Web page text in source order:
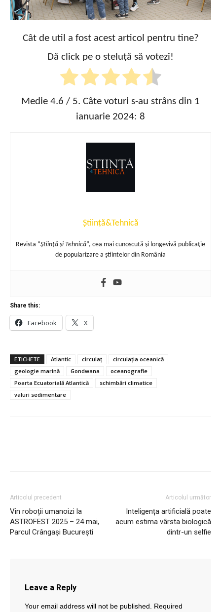
Cât de util a fost acest articol pentru tine?
Dă click pe o steluță să votezi!
Medie 4.6 / 5. Câte voturi s-au strâns din 1
ianuarie 2024: 8
Știință&Tehnică
Revista “Ştiinţă şi Tehnică“, cea mai cunoscută şi longevivă publicaţie
de popularizare a ştiintelor din România
Share this:
Facebook X
ETICHETE Atlantic circulaț
circulația oceanică
geologie marină
Gondwana
oceanografie
Poarta Ecuatorială Atlantică
schimbări climatice
valuri sedimentare
Articolul precedent
Vin roboții umanoizi la
ASTROFEST 2025 – 24 mai,
Parcul Crângași București
Articolul următor
Inteligența artificială poate
acum estima vârsta biologică
dintr-un selfie
Leave a Reply
Your email address will not be published. Required